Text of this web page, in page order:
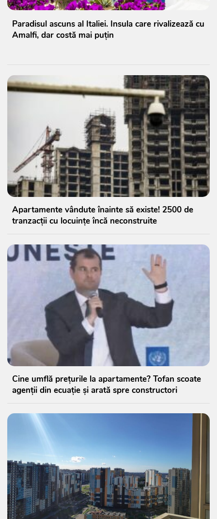
Paradisul ascuns al Italiei. Insula care rivalizează cu
Amalfi, dar costă mai puțin
Apartamente vândute înainte să existe! 2500 de
tranzacții cu locuințe încă neconstruite
Cine umflă prețurile la apartamente? Tofan scoate
agenții din ecuație și arată spre constructori